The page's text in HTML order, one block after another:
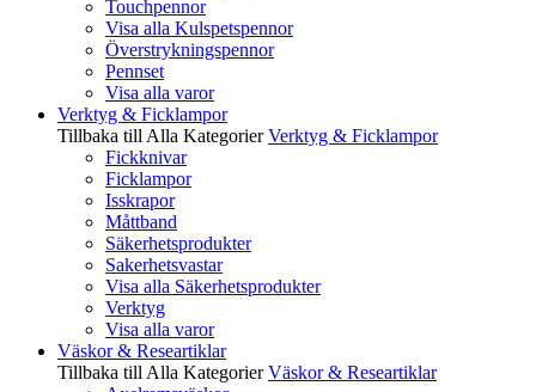
Touchpennor
Visa alla Kulspetspennor
Överstrykningspennor
Pennset
Visa alla varor
Verktyg & Ficklampor
Tillbaka till Alla Kategorier Verktyg & Ficklampor
Fickknivar
Ficklampor
Isskrapor
Måttband
Säkerhetsprodukter
Sakerhetsvastar
Visa alla Säkerhetsprodukter
Verktyg
Visa alla varor
Väskor & Researtiklar
Tillbaka till Alla Kategorier Väskor & Researtiklar